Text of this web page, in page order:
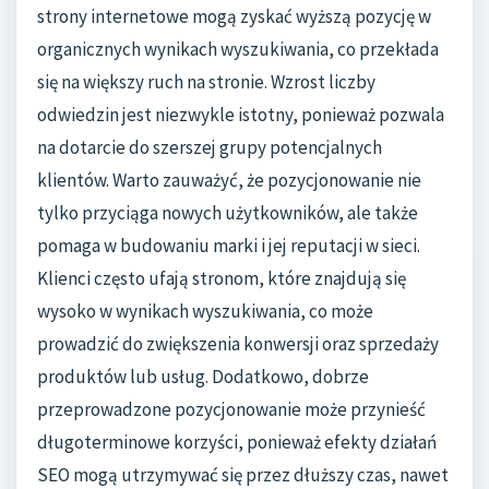
strony internetowe mogą zyskać wyższą pozycję w
organicznych wynikach wyszukiwania, co przekłada
się na większy ruch na stronie. Wzrost liczby
odwiedzin jest niezwykle istotny, ponieważ pozwala
na dotarcie do szerszej grupy potencjalnych
klientów. Warto zauważyć, że pozycjonowanie nie
tylko przyciąga nowych użytkowników, ale także
pomaga w budowaniu marki i jej reputacji w sieci.
Klienci często ufają stronom, które znajdują się
wysoko w wynikach wyszukiwania, co może
prowadzić do zwiększenia konwersji oraz sprzedaży
produktów lub usług. Dodatkowo, dobrze
przeprowadzone pozycjonowanie może przynieść
długoterminowe korzyści, ponieważ efekty działań
SEO mogą utrzymywać się przez dłuższy czas, nawet